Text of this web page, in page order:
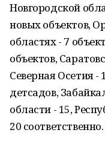
Новгородской
новых объектов,
областях - 7
объектов,
Северная Осетия
детсадов,
области - 15,
20 соответственно.